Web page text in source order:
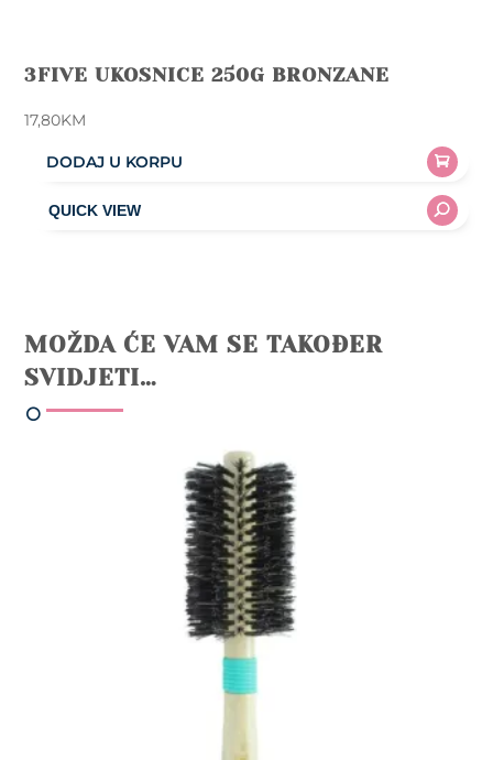
3FIVE UKOSNICE 250G BRONZANE
17,80KM
DODAJ U KORPU
MOŽDA ĆE VAM SE TAKOĐER
SVIDJETI…